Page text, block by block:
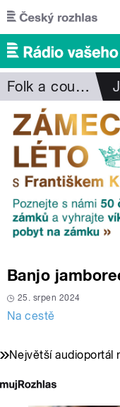
Přejít k hlavnímu
Folk a country
Banjo
25. srpen 2024
Na cestě
Největší audioportál